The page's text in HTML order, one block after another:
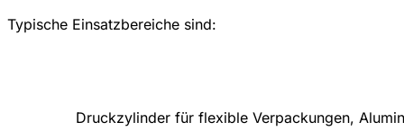
Typische Einsatzbereiche sind:
Druckzylinder für flexible Verpackungen,